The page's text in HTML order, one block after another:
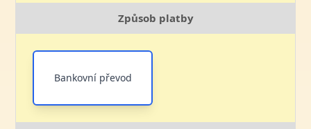
Způsob platby
Bankovní převod